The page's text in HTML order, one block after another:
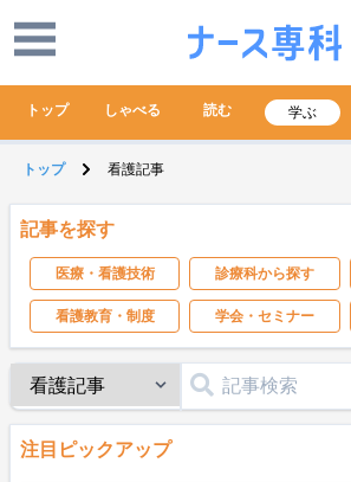
トップ しゃべる 読む 学ぶ
トップ 看護記事
記事を探す
医療・看護技術 診療科から探す
看護教育・制度 学会・セミナー
注目ピックアップ